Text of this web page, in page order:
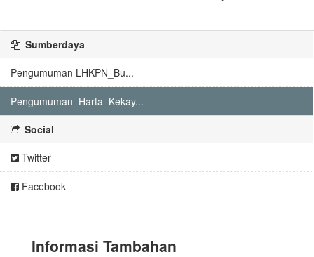
Sumberdaya
Pengumuman LHKPN_Bu...
Pengumuman_Harta_Kekay...
Social
Twitter
Facebook
Informasi Tambahan